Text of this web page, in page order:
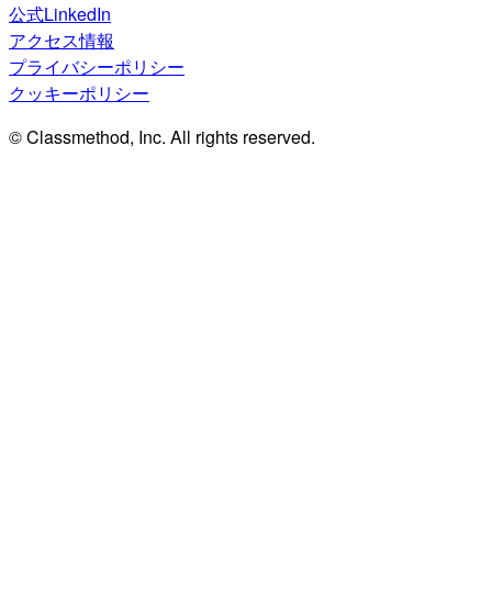
公式LinkedIn
アクセス情報
プライバシーポリシー
クッキーポリシー
© Classmethod, Inc. All rights reserved.